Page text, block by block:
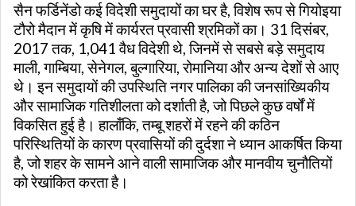
सैन फर्डिनेंडो कई विदेशी समुदायों का घर है, विशेष रूप से गियोइया
टौरो मैदान में कृषि में कार्यरत प्रवासी श्रमिकों का। 31 दिसंबर,
2017 तक, 1,041 वैध विदेशी थे, जिनमें से सबसे बड़े समुदाय
माली, गाम्बिया, सेनेगल, बुल्गारिया, रोमानिया और अन्य देशों से आए
थे। इन समुदायों की उपस्थिति नगर पालिका की जनसांख्यिकीय
और सामाजिक गतिशीलता को दर्शाती है, जो पिछले कुछ वर्षों में
विकसित हुई है। हालाँकि, तम्बू शहरों में रहने की कठिन
परिस्थितियों के कारण प्रवासियों की दुर्दशा ने ध्यान आकर्षित किया
है, जो शहर के सामने आने वाली सामाजिक और मानवीय चुनौतियों
को रेखांकित करता है।